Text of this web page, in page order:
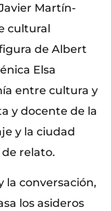
Martín-
cultural
de Albert
Elsa
entre cultura y
y docente de la
y la ciudad
relato.
la conversación,
los asideros